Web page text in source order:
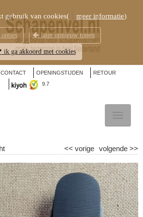
CONTACT OPENINGSTIJDEN
RETOUR
9.7
volgende >>
<< vorige
gebruik van cookies( meer informatie)
later opnieuw tonen
ik ga akkoord met cookies